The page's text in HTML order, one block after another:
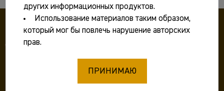
117292 Москва, ул. Дм. Ульянова, д. 19,
других информационных продуктов.
Использование материалов таким образом,
который мог бы повлечь нарушение авторских
прав.
ПРИНИМАЮ